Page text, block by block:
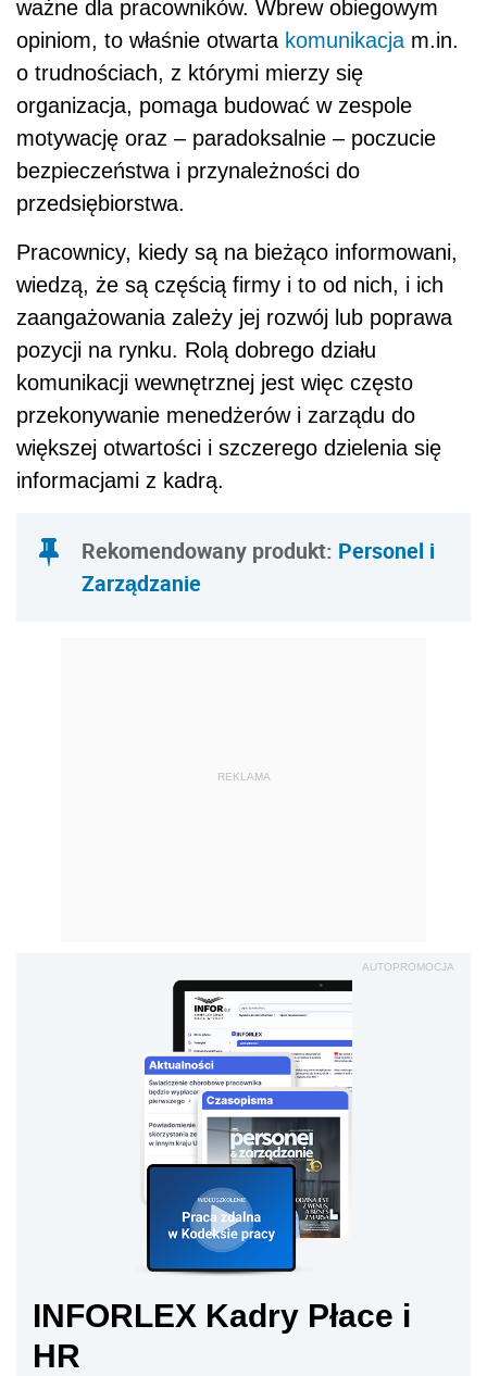
ważne dla pracowników. Wbrew obiegowym
opiniom, to właśnie otwarta komunikacja m.in.
o trudnościach, z którymi mierzy się
organizacja, pomaga budować w zespole
motywację oraz – paradoksalnie – poczucie
bezpieczeństwa i przynależności do
przedsiębiorstwa.
Pracownicy, kiedy są na bieżąco informowani,
wiedzą, że są częścią firmy i to od nich, i ich
zaangażowania zależy jej rozwój lub poprawa
pozycji na rynku. Rolą dobrego działu
komunikacji wewnętrznej jest więc często
przekonywanie menedżerów i zarządu do
większej otwartości i szczerego dzielenia się
informacjami z kadrą.
Rekomendowany produkt: Personel i
Zarządzanie
REKLAMA
AUTOPROMOCJA
INFORLEX Kadry Płace i
HR